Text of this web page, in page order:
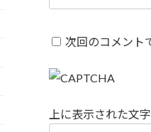
次回のコメント
上に表示された文